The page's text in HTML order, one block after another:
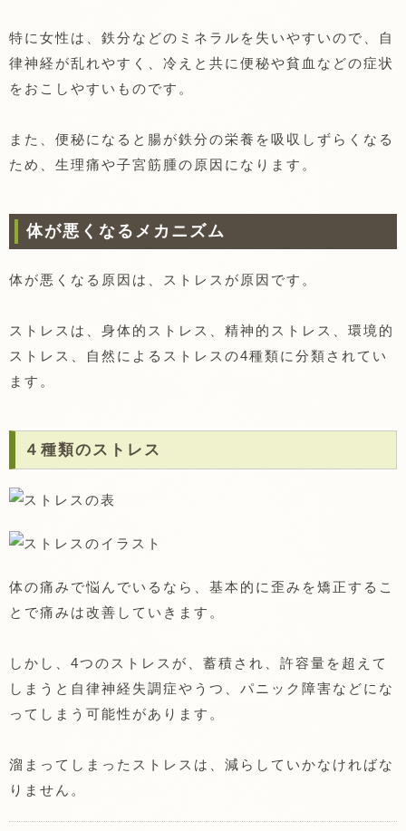
特に女性は、鉄分などのミネラルを失いやすいので、自
律神経が乱れやすく、冷えと共に便秘や貧血などの症状
をおこしやすいものです。
また、便秘になると腸が鉄分の栄養を吸収しずらくなる
ため、生理痛や子宮筋腫の原因になります。
体が悪くなるメカニズム
体が悪くなる原因は、ストレスが原因です。
ストレスは、身体的ストレス、精神的ストレス、環境的
ストレス、自然によるストレスの4種類に分類されてい
ます。
４種類のストレス
体の痛みで悩んでいるなら、基本的に歪みを矯正するこ
とで痛みは改善していきます。
しかし、4つのストレスが、蓄積され、許容量を超えて
しまうと自律神経失調症やうつ、パニック障害などにな
ってしまう可能性があります。
溜まってしまったストレスは、減らしていかなければな
りません。